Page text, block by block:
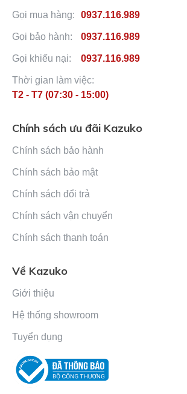
Gọi mua hàng: 0937.116.989
Gọi bảo hành: 0937.116.989
Gọi khiếu nại: 0937.116.989
Thời gian làm việc:
T2 - T7 (07:30 - 15:00)
Chính sách ưu đãi Kazuko
Chính sách bảo hành
Chính sách bảo mật
Chính sách đổi trả
Chính sách vận chuyển
Chính sách thanh toán
Về Kazuko
Giới thiệu
Hệ thống showroom
Tuyển dụng